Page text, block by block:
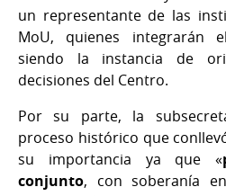
un representante de las
MoU, quienes integrarán
siendo la instancia de
decisiones del Centro.
Por su parte, la
proceso histórico que
su importancia ya que «
conjunto, con soberanía